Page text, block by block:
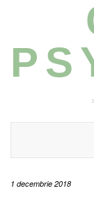
1 decembrie 2018